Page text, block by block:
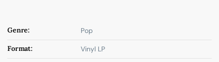
Genre: Pop
Format: Vinyl LP